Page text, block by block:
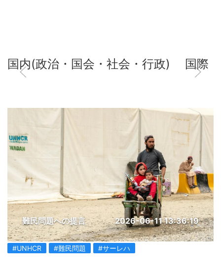
国内(政治・国会・社会・行政) 国際
難民問題への提言 2026-06-11 13:36:19
#UNHCR #難民問題 #サーレハ